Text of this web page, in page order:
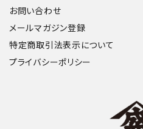
お問い合わせ
メールマガジン登録
特定商取引法表示について
プライバシーポリシー